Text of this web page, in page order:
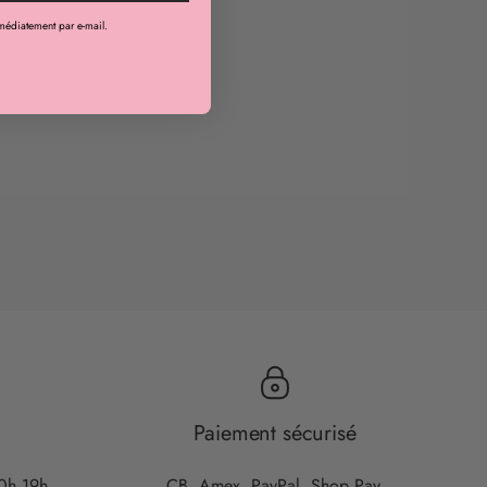
Paiement sécurisé
par e-mail.